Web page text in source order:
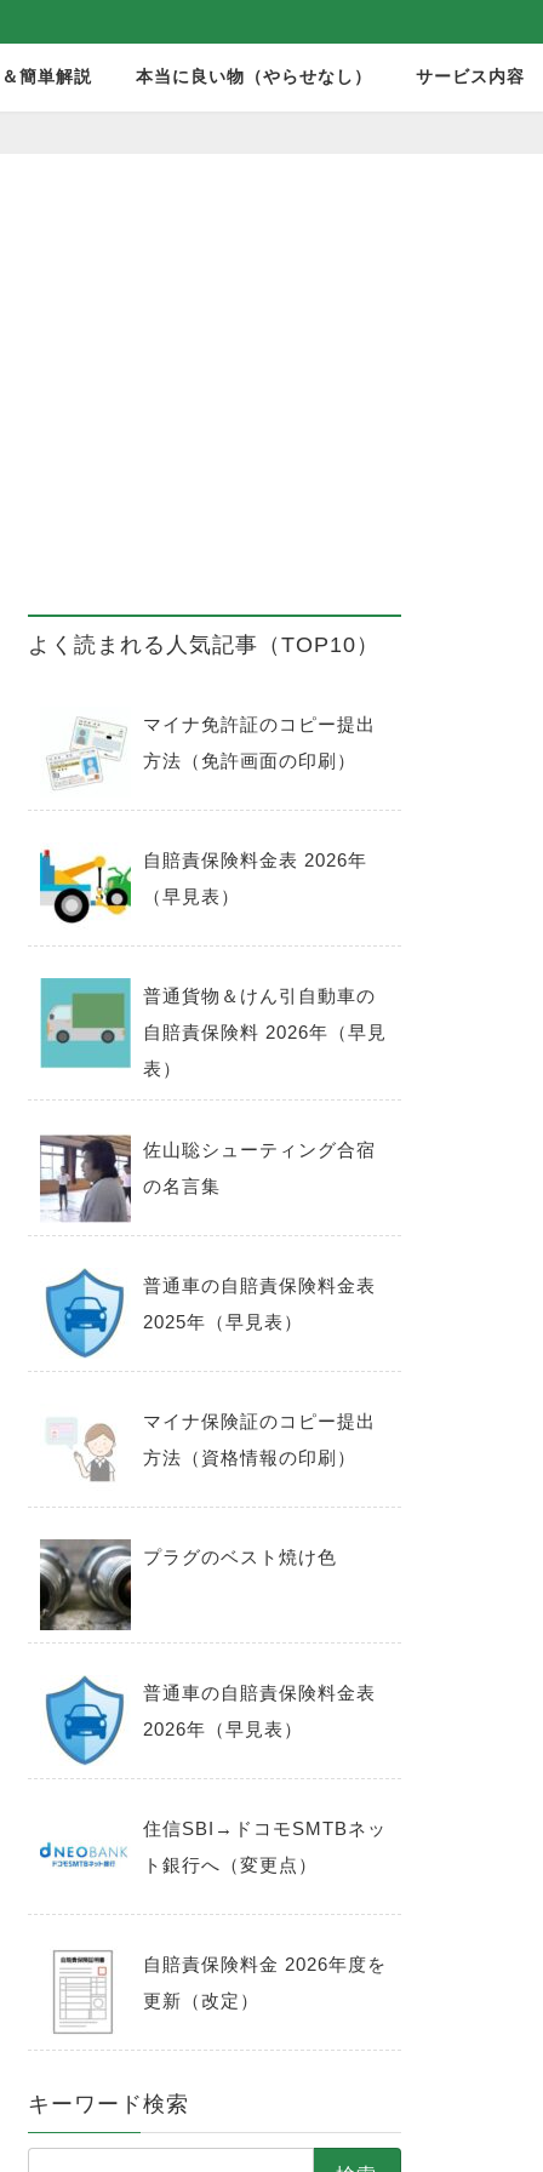
簡単解説 本当に良い物（やらせなし） サービス内容
よく読まれる人気記事（TOP10）
マイナ免許証のコピー提出
方法（免許画面の印刷）
自賠責保険料金表 2026年
（早見表）
普通貨物＆けん引自動車の
自賠責保険料 2026年（早見
表）
佐山聡シューティング合宿
の名言集
普通車の自賠責保険料金表
2025年（早見表）
マイナ保険証のコピー提出
方法（資格情報の印刷）
プラグのベスト焼け色
普通車の自賠責保険料金表
2026年（早見表）
住信SBI→ドコモSMTBネッ
ト銀行へ（変更点）
自賠責保険料金 2026年度を
更新（改定）
キーワード検索